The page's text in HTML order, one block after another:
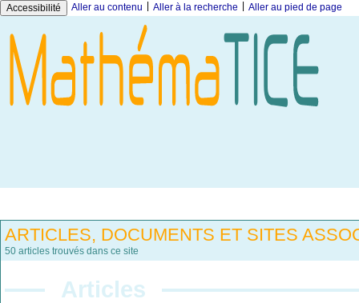
Accessibilité Aller au contenu Aller à la recherche Aller au pied de page
ARTICLES, DOCUMENTS ET SITES
50 articles trouvés dans ce site
Articles